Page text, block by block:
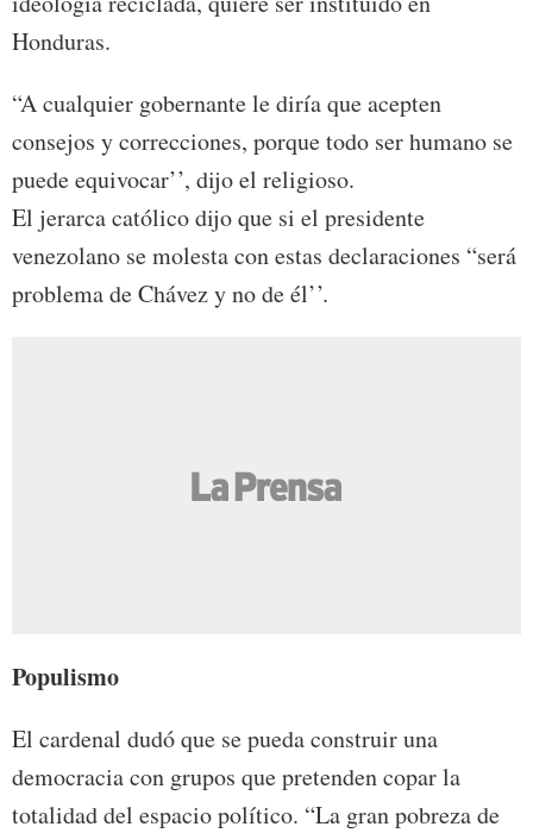
Honduras.
“A cualquier gobernante le diría que acepten
consejos y correcciones, porque todo ser humano se
puede equivocar’’, dijo el religioso.
El jerarca católico dijo que si el presidente
venezolano se molesta con estas declaraciones “será
problema de Chávez y no de él’’.
Populismo
El cardenal dudó que se pueda construir una
democracia con grupos que pretenden copar la
totalidad del espacio político. “La gran pobreza de